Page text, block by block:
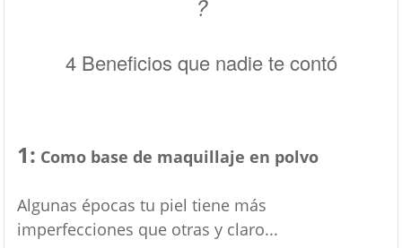
?
4 Beneficios que nadie te contó
1: Como base de maquillaje en polvo
Algunas épocas tu piel tiene más
imperfecciones que otras y claro...